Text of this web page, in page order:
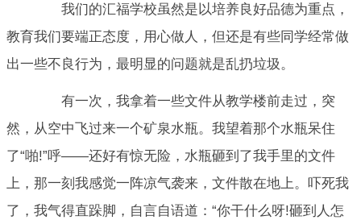
我们的汇福学校虽然是以培养良好品德为重点，
教育我们要端正态度，用心做人，但还是有些同学经常做
出一些不良行为，最明显的问题就是乱扔垃圾。
有一次，我拿着一些文件从教学楼前走过，突
然，从空中飞过来一个矿泉水瓶。我望着那个水瓶呆住
了“啪!”呼——还好有惊无险，水瓶砸到了我手里的文件
上，那一刻我感觉一阵凉气袭来，文件散在地上。吓死我
了，我气得直跺脚，自言自语道：“你干什么呀!砸到人怎